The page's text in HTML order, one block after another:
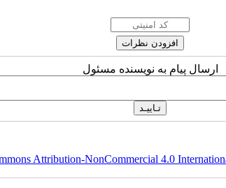
ارسال پیام به نویسنده مسئول
Attribution-NonCommercial 4.0